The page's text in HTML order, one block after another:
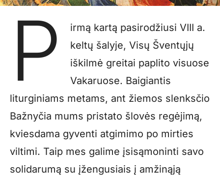
P
irmą kartą pasirodžiusi VIII a.
keltų šalyje, Visų Šventųjų
iškilmė greitai paplito visuose
Vakaruose. Baigiantis
liturginiams metams, ant žiemos slenksčio
Bažnyčia mums pristato šlovės regėjimą,
kviesdama gyventi atgimimo po mirties
viltimi. Taip mes galime įsisąmoninti savo
solidarumą su įžengusiais į amžinąją